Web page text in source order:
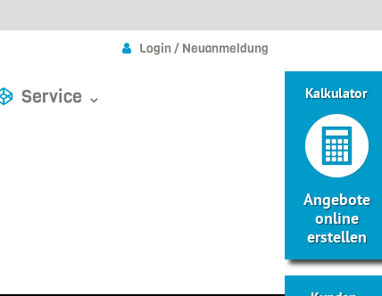
Kalkulator
Angebote
online
erstellen
Login / Neuanmeldung
Service ⌄